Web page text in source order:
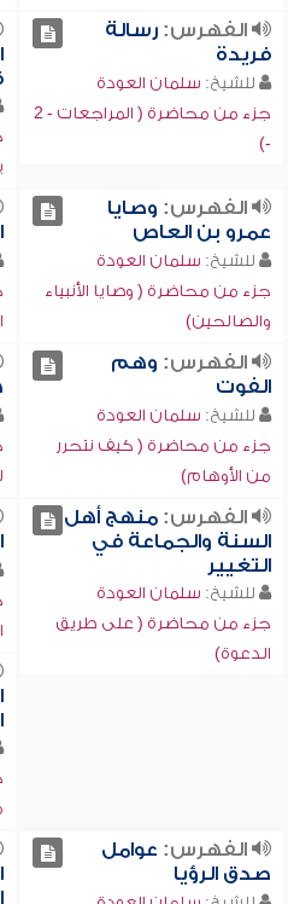
الفهرس:رسالة
فريدة
للشيخ: سلمان العودة
جزء من محاضرة ( المراجعات - 2
-)
الفهرس: وصايا
عمرو بن العاص
للشيخ: سلمان العودة
جزء من محاضرة ( وصايا الأنبياء
والصالحين)
الفهرس: وهم
الفوت
للشيخ: سلمان العودة
جزء من محاضرة ( كيف نتحرر
من الأوهام)
الفهرس:منهج أهل
السنة والجماعة في
التغيير
للشيخ: سلمان العودة
جزء من محاضرة ( على طريق
الدعوة)
الفهرس: عوامل
صدق الرؤيا